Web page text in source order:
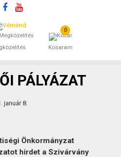
0
Kosaram
FELTÉTELEK
PÁLYÁZAT
január 8.
Önkormányzat
hirdet a Szivárvány